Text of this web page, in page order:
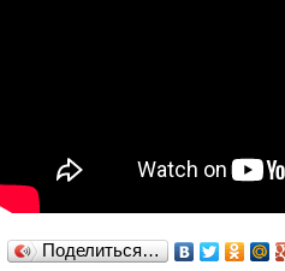
Поделиться…